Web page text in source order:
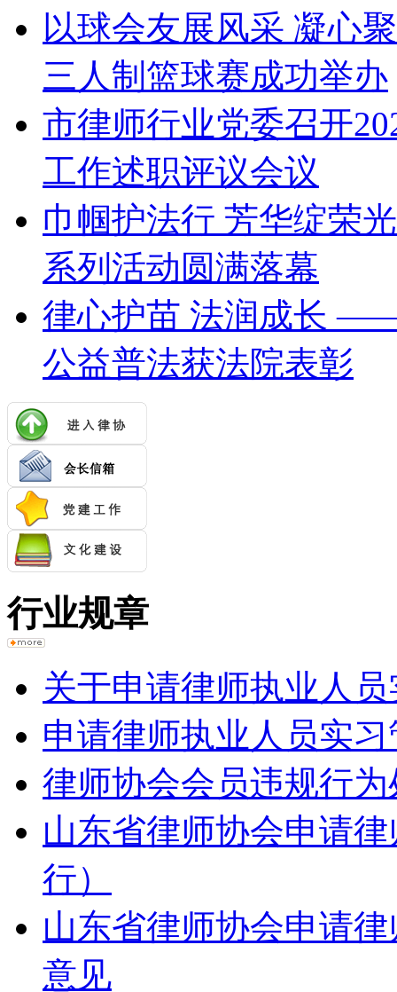
以球会友展风采 凝心
三人制篮球赛成功举办
市律师行业党委召开
工作述职评议会议
巾帼护法行 芳华绽荣
系列活动圆满落幕
律心护苗 法润成长
公益普法获法院表彰
行业规章
关于申请律师执业人
申请律师执业人员实
律师协会会员违规行
山东省律师协会申请
行）
山东省律师协会申请
意见